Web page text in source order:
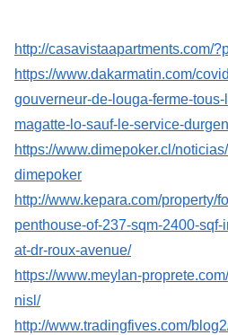
http://casavistaapartments.com/
https://www.dakarmatin.com/
gouverneur-de-louga-ferme-
magatte-lo-sauf-le-service-
https://www.dimepoker.cl/
dimepoker
http://www.kepara.com/property/
penthouse-of-237-sqm-2400-
at-dr-roux-avenue/
https://www.meylan-
nisl/
http://www.tradingfives.com/